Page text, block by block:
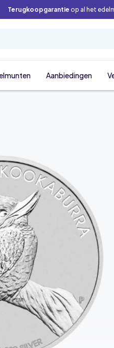
Terugkoopgarantie op al het
Aanbiedingen